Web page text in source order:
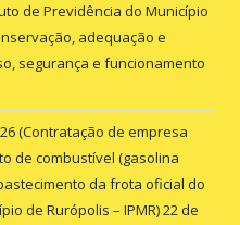
de Previdência do Município
adequação e
segurança e funcionamento
(Contratação de empresa
de combustível (gasolina
da frota oficial do
de Rurópolis – IPMR)22 de